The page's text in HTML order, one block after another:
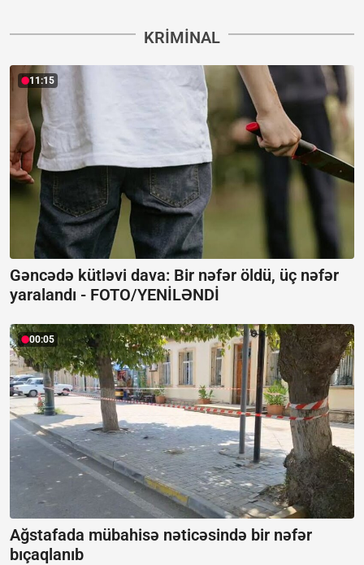
KRIMINAL
11:15
Gəncədə kütləvi dava: Bir nəfər öldü, üç nəfər
yaralandı - FOTO/YENİLƏNDİ
00:05
Ağstafada mübahisə nəticəsində bir nəfər
bıçaqlanıb